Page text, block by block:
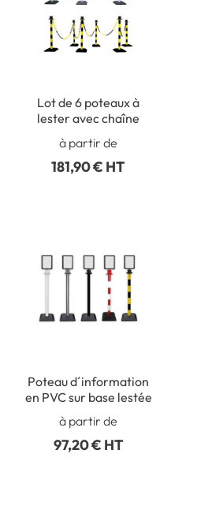
Lot de 6 poteaux à
lester avec chaîne
à partir de
181,90 € HT
Poteau d´information
en PVC sur base lestée
à partir de
97,20 € HT